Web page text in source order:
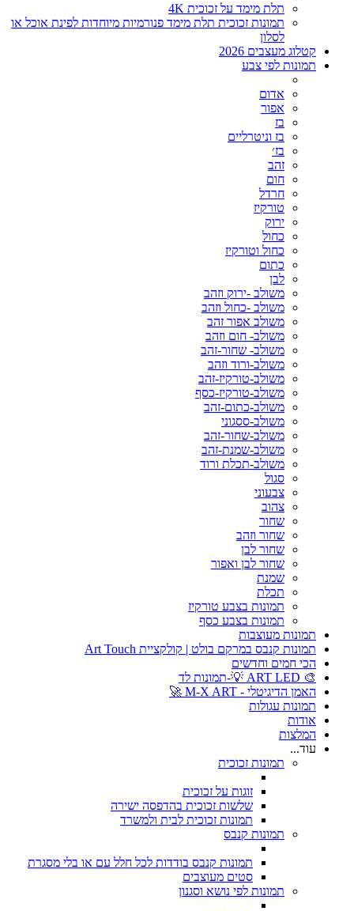
תלת מימד על זכוכית 4K
תמונות זכוכית תלת מימד פנורמיות מיוחדות לפינת אוכל או
לסלון
קטלוג מעצבים 2026
תמונות לפי צבע
אדום
אפור
בז
בז וניטרליים
בז׳
זהב
חום
חרדל
טורקיז
ירוק
כחול
כחול וטורקיז
כתום
לבן
משולב -ירוק וזהב
משולב -כחול וזהב
משולב אפור זהב
משולב- חום וזהב
משולב- שחור-זהב
משולב-ורוד וזהב
משולב-טורקיז-זהב
משולב-טורקיז-כסף
משולב-כתום-זהב
משולב-ססגוני
משולב-שחור-זהב
משולב-שמנת-זהב
משולב-תכלת ורוד
סגול
צבעוני
צהוב
שחור
שחור וזהב
שחור לבן
שחור לבן ואפור
שמנת
תכלת
תמונות בצבע טורקיז
תמונות בצבע כסף
תמונות מעוצבות
תמונות קנבס במרקם בולט | קולקציית Art Touch
הכי חמים וחדשים
🎨 ART LED 💡-תמונות לד
האמן הדיגיטלי - M-X ART 🚀
תמונות עגולות
אודות
המלצות
עוד...
תמונות זכוכית
זוגות על זכוכית
שלשות זכוכית בהדפסה ישירה
תמונות זכוכית לבית ולמשרד
תמונות קנבס
תמונות קנבס בודדות לכל חלל עם או בלי מסגרת
סטים מעוצבים
תמונות לפי נושא וסגנון